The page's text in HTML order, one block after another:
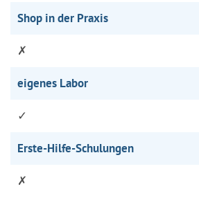
Shop in der Praxis
✗
eigenes Labor
✓
Erste-Hilfe-Schulungen
✗